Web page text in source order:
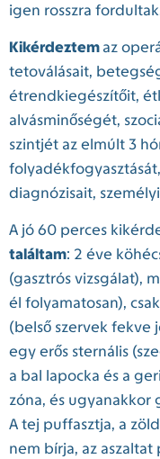
igen rosszra
Kikérdeztem az
tetoválásait,
étrendkiegészítőit,
alvásminőségét,
szintjét az elmúlt 3
diagnózisait,
A jó 60 perces
találtam: 2 éve
(gasztrós vizsgálat),
él folyamatosan),
(belső szervek fekve
egy erős sternális
a bal lapocka és a
zóna, és
A tej puffasztja, a
nem bírja, az